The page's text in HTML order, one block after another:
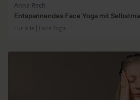
Anna Rech
Entspannendes Face Yoga mit
Für alle | Face Yoga